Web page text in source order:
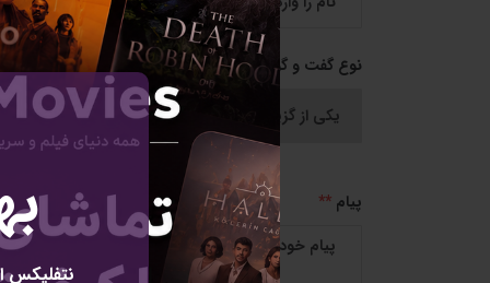
نتفلیکس
نوع گفت و گو **
پیام **